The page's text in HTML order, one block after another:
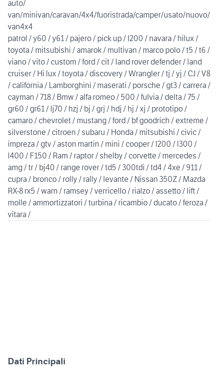
auto/
van/minivan/caravan/4x4/fuoristrada/camper/usato/nuovo/
van4x4
patrol / y60 / y61 / pajero / pick up / l200 / navara / hilux /
toyota / mitsubishi / amarok / multivan / marco polo / t5 / t6 /
viano / vito / custom / ford / cit / land rover defender / land
cruiser / Hi lux / toyota / discovery / Wrangler / tj / yj / CJ / V8
/ california / Lamborghini / maserati / porsche / gt3 / carrera /
cayman / 718 / Bmw / alfa romeo / 500 / fulvia / delta / 75 /
gr60 / gr61 / lj70 / hzj / bj / grj / hdj / hj / xj / prototipo /
camaro / chevrolet / mustang / ford / bf goodrich / extreme /
silverstone / citroen / subaru / Honda / mitsubishi / civic /
impreza / gtv / aston martin / mini / cooper / l200 / l300 /
l400 / F150 / Ram / raptor / shelby / corvette / mercedes /
amg / tr / bj40 / range rover / td5 / 300tdi / td4 / 4xe / 911 /
cupra / bronco / rolly / rally / levante / Nissan 350Z / Mazda
RX-8 rx5 / warn / ramsey / verricello / rialzo / assetto / lift /
molle / ammortizzatori / turbina / ricambio / ducato / feroza /
vitara /
Dati Principali